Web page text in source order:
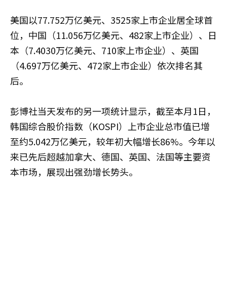
美国以77.752万亿美元、3525家上市企业居全球首
位，中国（11.056万亿美元、482家上市企业）、日
本（7.4030万亿美元、710家上市企业）、英国
（4.697万亿美元、472家上市企业）依次排名其
后。
彭博社当天发布的另一项统计显示，截至本月1日，
韩国综合股价指数（KOSPI）上市企业总市值已增
至约5.042万亿美元，较年初大幅增长86%。今年以
来已先后超越加拿大、德国、英国、法国等主要资
本市场，展现出强劲增长势头。